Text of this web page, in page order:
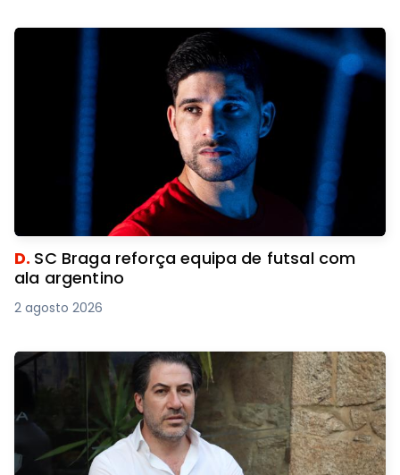
D. SC Braga reforça equipa de futsal com
ala argentino
2 agosto 2026